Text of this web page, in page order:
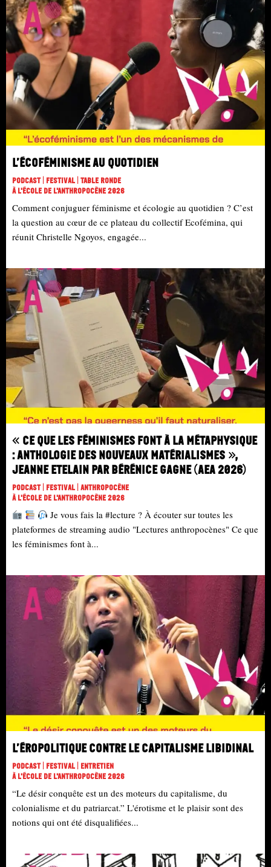
L’écoféminisme au quotidien
Podcast | Festival | Table Ronde
À L'école De L'Anthropocène 2026
Comment conjuguer féminisme et écologie au quotidien ? C’est
la question au cœur de ce plateau du collectif Ecofémina, qui
réunit Christelle Ngoyos, engagée...
« Ce que les féminismes font à la métaphysique
: anthologie des nouveaux matérialismes »,
Jeanne Etelain par Bérénice Gagne (AEA 2026)
Podcast | Festival | Anthropocène
À L'école De L'Anthropocène 2026
Je vous fais la #lecture ? À écouter sur toutes les
plateformes de streaming audio "Lectures anthropocènes" Ce que
les féminismes font à...
L’éropolitique contre le capitalisme libidinal
Podcast | Festival | Entretien
À L'école De L'Anthropocène 2026
“Le désir conquête est un des moteurs du capitalisme, du
colonialisme et du patriarcat.” L'érotisme et le plaisir sont des
notions qui ont été disqualifiées...